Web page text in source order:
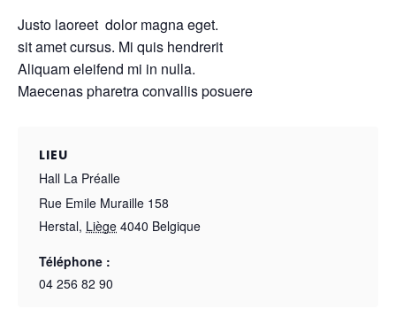
Justo laoreet dolor magna eget.
sit amet cursus. Mi quis hendrerit
Aliquam eleifend mi in nulla.
Maecenas pharetra convallis posuere
LIEU
Hall La Préalle
Rue Emile Muraille 158
Herstal, Liège 4040 Belgique
Téléphone :
04 256 82 90